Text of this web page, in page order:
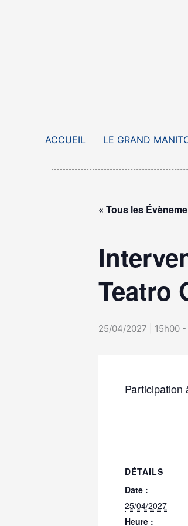
ACCUEIL LE GRAND
« Tous les
Teatro
25/04/2027 | 15h00 -
Participation
DÉTAILS
Date :
25/04/2027
Heure :